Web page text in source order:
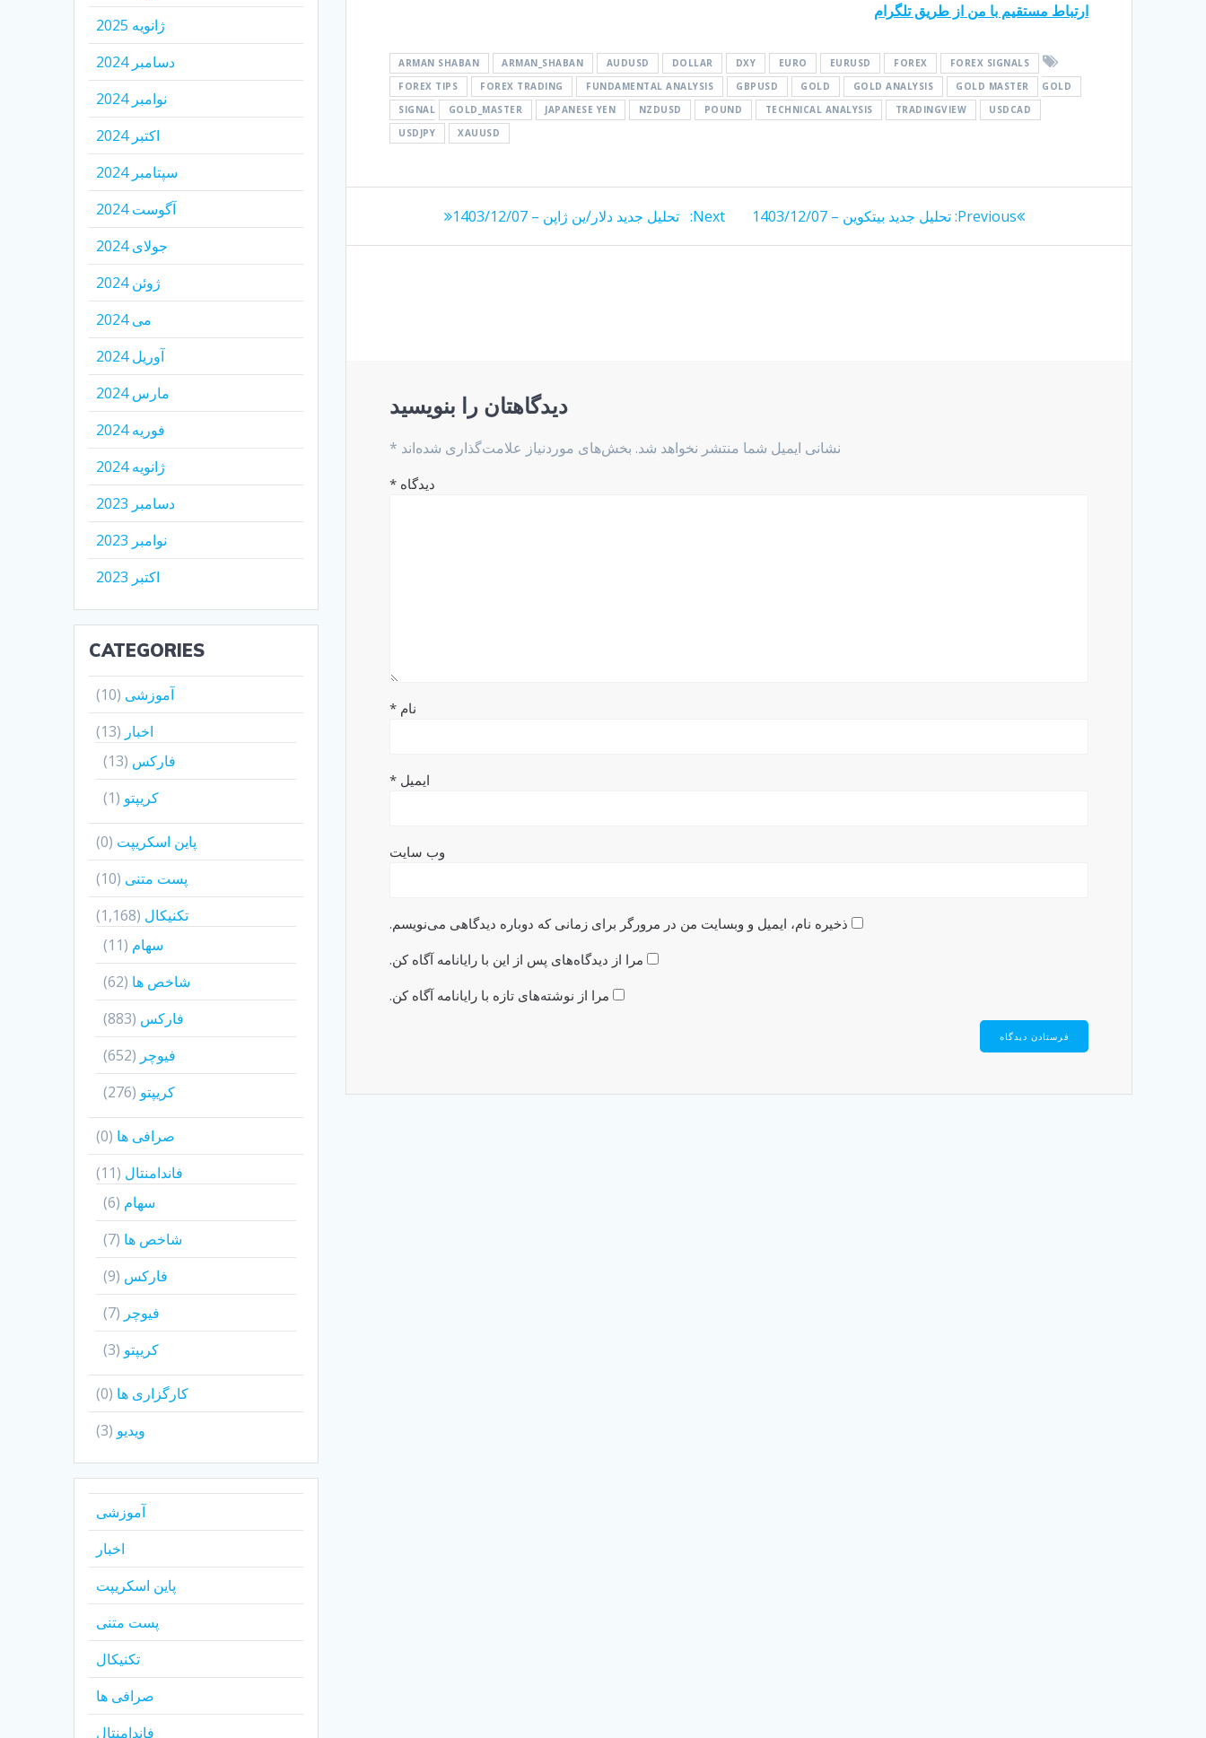
ارتباط مستقیم با من از طریق تلگرام
ARMAN SHABAN ARMAN_SHABAN AUDUSD DOLLAR DXY EURO EURUSD FOREX
FOREX SIGNALS
FOREX TIPS
FOREX TRADING FUNDAMENTAL ANALYSIS GBPUSD GOLD GOLD ANALYSIS GOLD MASTER
GOLD
SIGNAL
GOLD_MASTER JAPANESE YEN NZDUSD POUND TECHNICAL ANALYSIS TRADINGVIEW
USDCAD
USDJPY
XAUUSD
نوشته
Previous:
Previous
تحلیل جدید بیتکوین – 1403/12/07 Next:
Next
تحلیل جدید دلار/ین ژاپن – 1403/12/07
دیدگاهتان را بنویسید
نشانی ایمیل شما منتشر نخواهد شد. بخش‌های موردنیاز علامت‌گذاری شده‌اند *
دیدگاه*
نام*
ایمیل*
وب‌ سایت
ذخیره نام، ایمیل و وبسایت من در مرورگر برای زمانی که دوباره دیدگاهی می‌نویسم.
مرا از دیدگاه‌های پس از این با رایانامه آگاه کن.
مرا از نوشته‌های تازه با رایانامه آگاه کن.
ژانویه 2025
دسامبر 2024
نوامبر 2024
اکتبر 2024
سپتامبر 2024
آگوست 2024
جولای 2024
ژوئن 2024
می 2024
آوریل 2024
مارس 2024
فوریه 2024
ژانویه 2024
دسامبر 2023
نوامبر 2023
اکتبر 2023
CATEGORIES
آموزشی (10)
اخبار (13)
فارکس (13)
کریپتو (1)
پاین اسکریپت (0)
پست متنی (10)
تکنیکال (1,168)
سهام (11)
شاخص ها (62)
فارکس (883)
فیوچر (652)
کریپتو (276)
صرافی ها (0)
فاندامنتال (11)
سهام (6)
شاخص ها (7)
فارکس (9)
فیوچر (7)
کریپتو (3)
کارگزاری ها (0)
ویدیو (3)
آموزشی
اخبار
پاین اسکریپت
پست متنی
تکنیکال
صرافی ها
فاندامنتال